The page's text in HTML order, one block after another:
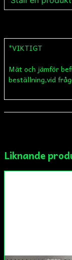
name
Namn
email
*VIKTIGT
Mät och jämför
beställning,vid
Liknande